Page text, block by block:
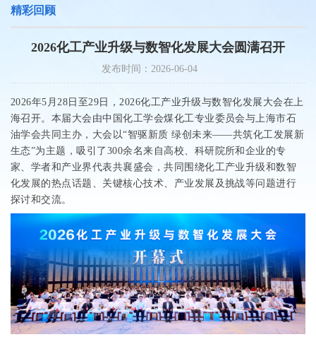
精彩回顾
2026化工产业升级与数智化发展大会圆满召开
发布时间：2026-06-04
2026年5 月28 日至29 日，2026化工产业升级与数智化发展大会在上
海召开。本届大会由中国化工学会煤化工专业委员会与上海市石
油学会共同 主办，大会以“智驱新质 绿创未来——共筑化工发展新
生态”为 主题 ，吸引了 300余名来自高校、科研院所和企业的专
家、学者和产业界代表共襄盛会，共同围绕化工产业升级和数智
化发展的热点话题、关键核心技术、产业发展及挑战等问题进行
探讨和交流。